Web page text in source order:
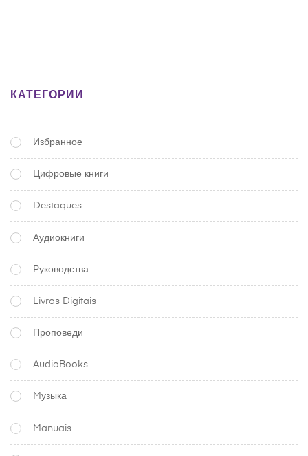
КАТЕГОРИИ
Избранное
Цифровые книги
Destaques
Аудиокниги
Pуководства
Livros Digitais
Проповеди
AudioBooks
Mузыка
Manuais